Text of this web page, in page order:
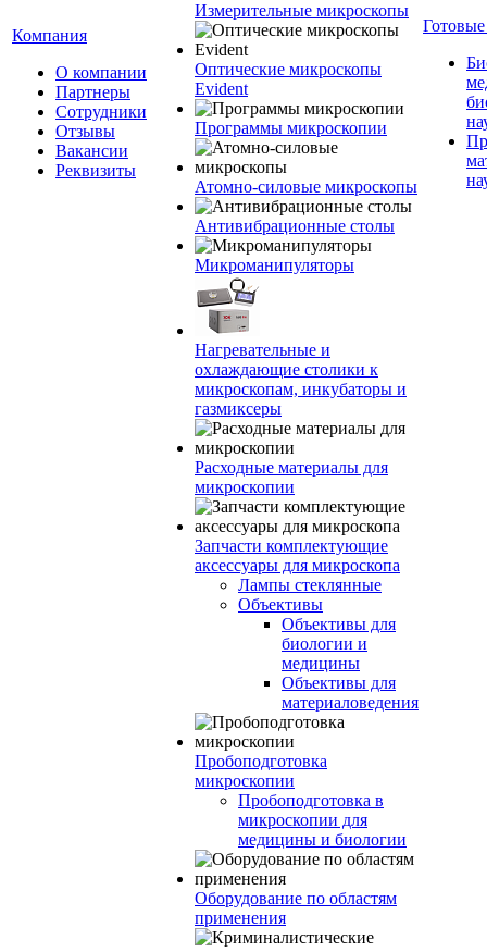
Компания
О компании
Партнеры
Сотрудники
Отзывы
Вакансии
Реквизиты
Измерительные микроскопы
Оптические микроскопы
Evident
Программы микроскопии
Атомно-силовые микроскопы
Антивибрационные столы
Микроманипуляторы
Нагревательные и
охлаждающие столики к
микроскопам, инкубаторы и
газмиксеры
Расходные материалы для
микроскопии
Запчасти комплектующие
аксессуары для микроскопа
Лампы стеклянные
Объективы
Объективы для
биологии и
медицины
Объективы для
материаловедения
Пробоподготовка
микроскопии
Пробоподготовка в
микроскопии для
медицины и биологии
Оборудование по областям
применения